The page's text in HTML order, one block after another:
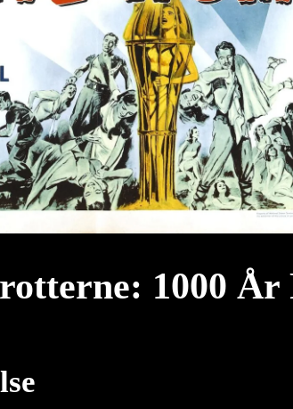
1000 År